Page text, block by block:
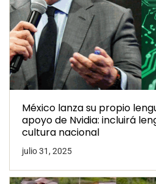
México lanza su propio
apoyo de Nvidia: incluirá
cultura nacional
julio 31, 2025